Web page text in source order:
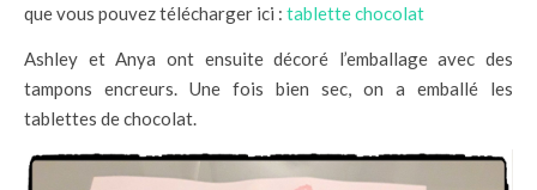
que vous pouvez télécharger ici : tablette chocolat
Ashley et Anya ont ensuite décoré l’emballage avec des
tampons encreurs. Une fois bien sec, on a emballé les
tablettes de chocolat.